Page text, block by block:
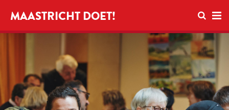
Open
MAASTRICHT DOET!